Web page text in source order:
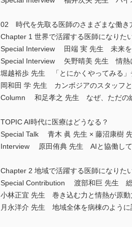
02 時代を先取る医師のさまざまな働き
Chapter 1 世界で活躍する医師になりた
Special Interview 田端 実 先生 未来を
Special Interview 矢野晴美 先生 情熱
堀越裕歩 先生 「とにかくやってみる」
岡和田 学 先生 カンボジアのスタッフ
Column 和足孝之 先生 なぜ、ただの
TOPIC AI時代に医療はどうなる？
Special Talk 青木 眞 先生 × 藤沼康樹
Interview 原田侑典 先生 AIと協働して
Chapter 2 地域で活躍する医師になりた
Special Contribution 渡部和巨 先生 総
小林正宜 先生 巻き込む力と情熱が原動
月永洋介 先生 地域全体を病棟のように